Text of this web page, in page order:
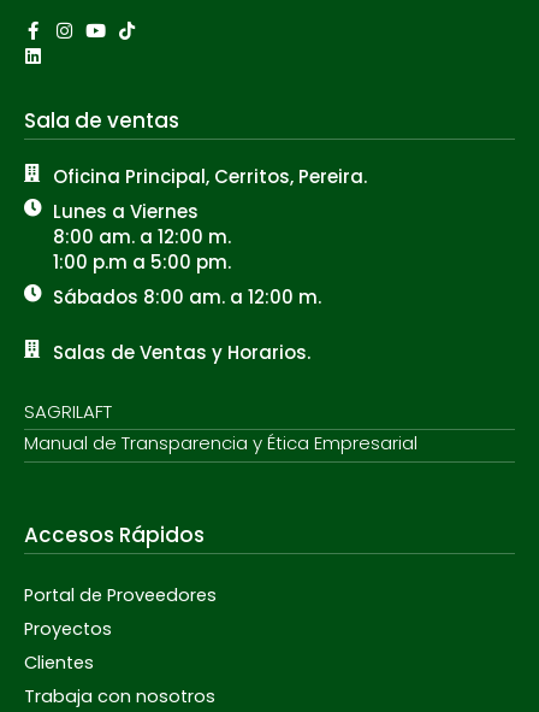
Facebook-
f
Instagram
Youtube
Tiktok
Linkedin
Sala de ventas
Oficina Principal, Cerritos, Pereira.
Lunes a Viernes
8:00 am. a 12:00 m.
1:00 p.m a 5:00 pm.
Sábados 8:00 am. a 12:00 m.
Salas de Ventas y Horarios.
SAGRILAFT
Manual de Transparencia y Ética Empresarial
Accesos Rápidos
Portal de Proveedores
Proyectos
Clientes
Trabaja con nosotros